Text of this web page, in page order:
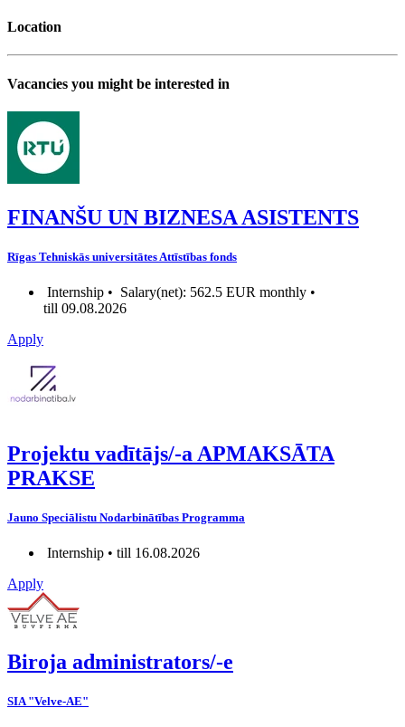
Location
Vacancies you might be interested in
FINANŠU UN BIZNESA ASISTENTS
Rīgas Tehniskās universitātes Attīstības fonds
Internship • Salary(net): 562.5 EUR monthly •
till 09.08.2026
Apply
Projektu vadītājs/-a APMAKSĀTA
PRAKSE
Jauno Speciālistu Nodarbinātības Programma
Internship • till 16.08.2026
Apply
Biroja administrators/-e
SIA "Velve-AE"